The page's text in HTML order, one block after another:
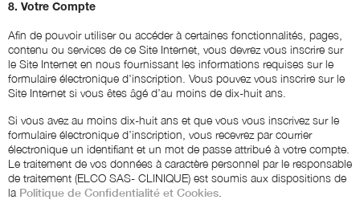
8. Votre Compte
Afin de pouvoir utiliser ou accéder à certaines fonctionnalités, pages,
contenu ou services de ce Site Internet, vous devrez vous inscrire sur
le Site Internet en nous fournissant les informations requises sur le
formulaire électronique d'inscription. Vous pouvez vous inscrire sur le
Site Internet si vous êtes âgé d’au moins de dix-huit ans.
Si vous avez au moins dix-huit ans et que vous vous inscrivez sur le
formulaire électronique d’inscription, vous recevrez par courrier
électronique un identifiant et un mot de passe attribué à votre compte.
Le traitement de vos données à caractère personnel par le responsable
de traitement (ELCO SAS- CLINIQUE) est soumis aux dispositions de
la Politique de Confidentialité et Cookies